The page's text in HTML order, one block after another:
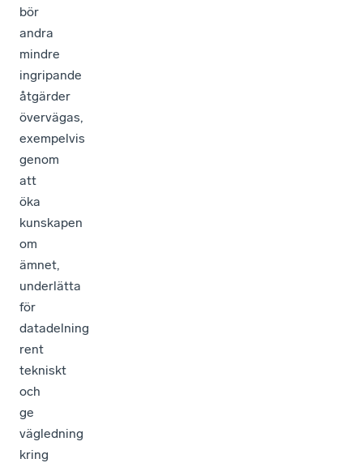
bör
andra
mindre
ingripande
åtgärder
övervägas,
exempelvis
genom
att
öka
kunskapen
om
ämnet,
underlätta
för
datadelning
rent
tekniskt
och
ge
vägledning
kring